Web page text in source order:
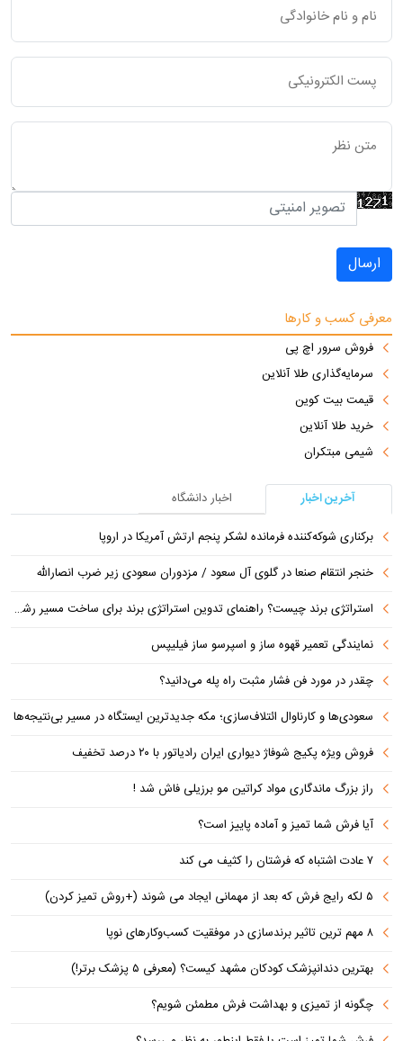
ارسال
معرفی کسب و کارها
فروش سرور اچ پی
سرمایه‌گذاری طلا آنلاین
قیمت بیت کوین
خرید طلا آنلاین
شیمی مبتکران
آخرین اخبار
اخبار دانشگاه
برکناری شوکه‌کننده فرمانده لشکر پنجم ارتش آمریکا در اروپا
خنجر انتقام صنعا در گلوی آل سعود / مزدوران سعودی زیر ضرب انصارالله
استراتژی برند چیست؟ راهنمای تدوین استراتژی برند برای ساخت مسیر رشد متمایز
نمایندگی تعمیر قهوه ساز و اسپرسو ساز فیلیپس
چقدر در مورد فن فشار مثبت راه پله می‌دانید؟
سعودی‌ها و کارناوال ائتلاف‌سازی؛ مکه جدیدترین ایستگاه در مسیر بی‌نتیجه‌ها
فروش ویژه پکیج شوفاژ دیواری ایران رادیاتور با ۲۰ درصد تخفیف
راز بزرگ ماندگاری مواد کراتین مو برزیلی فاش شد !
آیا فرش شما تمیز و آماده پاییز است؟
۷ عادت اشتباه که فرشتان را کثیف می کند
۵ لکه رایج فرش که بعد از مهمانی ایجاد می شوند (+روش تمیز کردن)
۸ مهم ترین تاثیر برندسازی در موفقیت کسب‌وکارهای نوپا
بهترین دندانپزشک کودکان مشهد کیست؟ (معرفی ۵ پزشک برتر!)
چگونه از تمیزی و بهداشت فرش مطمئن شویم؟